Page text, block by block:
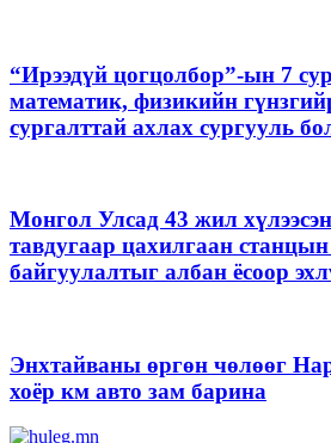
“Ирээдүй цогцолбор”-ын 7
математик, физикийн
сургалттай ахлах сургууль
Монгол Улсад 43 жил
тавдугаар цахилгаан станцын
байгуулалтыг албан ёсоор
Энхтайваны өргөн чөлөөг
хоёр км авто зам барина